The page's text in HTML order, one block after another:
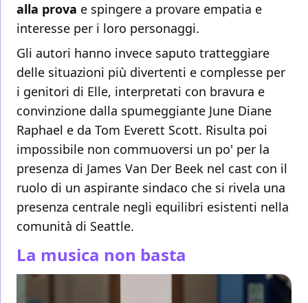
alla prova e spingere a provare empatia e
interesse per i loro personaggi.
Gli autori hanno invece saputo tratteggiare
delle situazioni più divertenti e complesse per
i genitori di Elle, interpretati con bravura e
convinzione dalla spumeggiante June Diane
Raphael e da Tom Everett Scott. Risulta poi
impossibile non commuoversi un po' per la
presenza di James Van Der Beek nel cast con il
ruolo di un aspirante sindaco che si rivela una
presenza centrale negli equilibri esistenti nella
comunità di Seattle.
La musica non basta